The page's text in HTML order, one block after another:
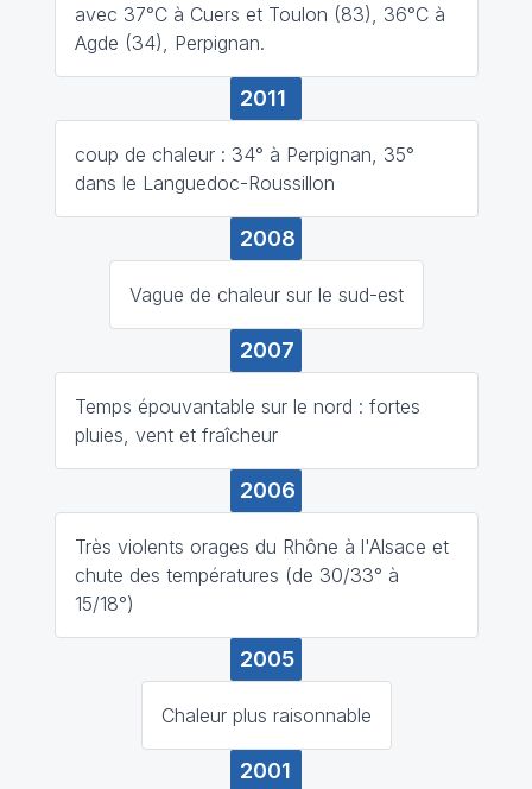
avec 37°C à Cuers et Toulon (83), 36°C à
Agde (34), Perpignan.
2011
coup de chaleur : 34° à Perpignan, 35°
dans le Languedoc-Roussillon
2008
Vague de chaleur sur le sud-est
2007
Temps épouvantable sur le nord : fortes
pluies, vent et fraîcheur
2006
Très violents orages du Rhône à l'Alsace et
chute des températures (de 30/33° à
15/18°)
2005
Chaleur plus raisonnable
2001